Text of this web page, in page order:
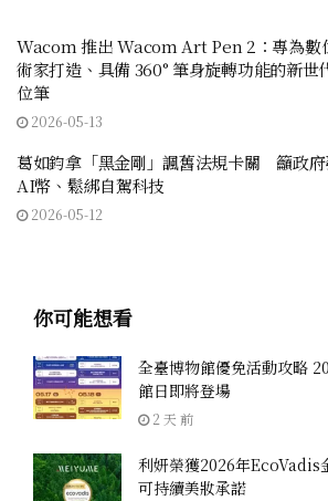
Wacom 推出 Wacom Art Pen 2：專為數
術家打造、具備 360° 筆身旋轉功能的新世
位筆
2026-05-13
葛如鈞拿「黑金剛」諷舊法規卡關 籲政
AI幣、鬆綁自駕科技
2026-05-12
你可能想看
全臺博物館優免活動攻略
館日即將登場
2 天 前
利妍榮獲2026年EcoVadis
可持續美妝承諾